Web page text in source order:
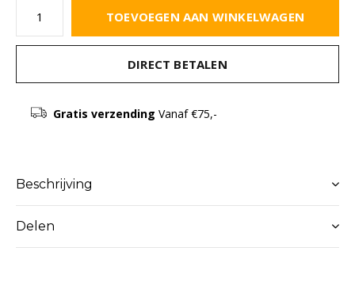
TOEVOEGEN AAN WINKELWAGEN
DIRECT BETALEN
Gratis verzending Vanaf €75,-
Beschrijving
Delen